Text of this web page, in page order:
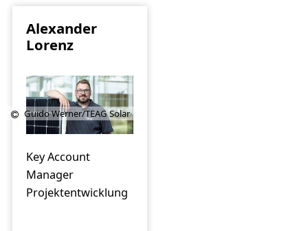
Alexander
Lorenz
Guido Werner/TEAG Solar
Key Account
Manager
Projektentwicklung